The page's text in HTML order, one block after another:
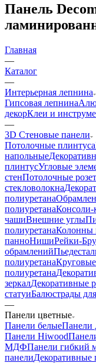
Панель
Главная
—
Каталог
—
Интерьерная лепнина
Гипсовая лепнина
декорКлеи и
—
3D Стеновые панели
Потолочные плинтуса
напольные
плинтусУгловые
стенПотолочные
стекловолокна
полиуретана
полиуретана
чашиВнешние углы
полиуретанаКолонны
панноНишиРейки-
обрамлений
полиуретана
полиуретана
зеркалДекоративные
статуиБалюстрады
—
Панели цветные
Панели белыеПанели
Панели Hiwood
МДФПанели гибкий
панели